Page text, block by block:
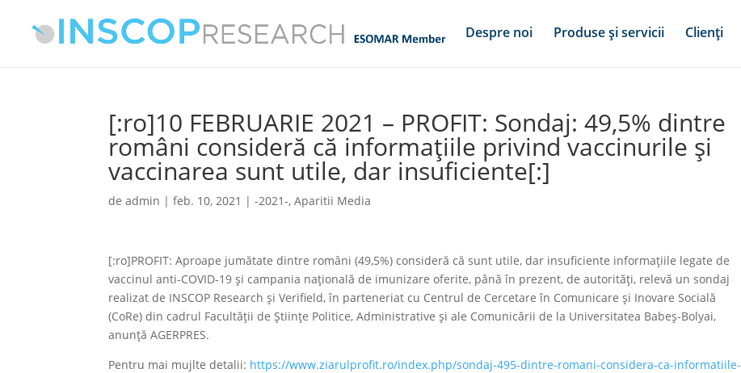
Despre noi Produse și servicii Clienți
[:ro]10 FEBRUARIE 2021 – PROFIT: Sondaj: 49,5% dintre
români consideră că informaţiile privind vaccinurile şi
vaccinarea sunt utile, dar insuficiente[:]
deadmin |feb. 10, 2021 |-2021-,Aparitii Media
[:ro]PROFIT: Aproape jumătate dintre români (49,5%) consideră că sunt utile, dar insuficiente informaţiile legate de
vaccinul anti-COVID-19 şi campania naţională de imunizare oferite, până în prezent, de autorităţi, relevă un sondaj
realizat de INSCOP Research şi Verifield, în parteneriat cu Centrul de Cercetare în Comunicare şi Inovare Socială
(CoRe) din cadrul Facultăţii de Ştiinţe Politice, Administrative şi ale Comunicării de la Universitatea Babeş-Bolyai,
anunță AGERPRES.
Pentru mai mujlte detalii: https://www.ziarulprofit.ro/index.php/sondaj-495-dintre-romani-considera-ca-informatiile-